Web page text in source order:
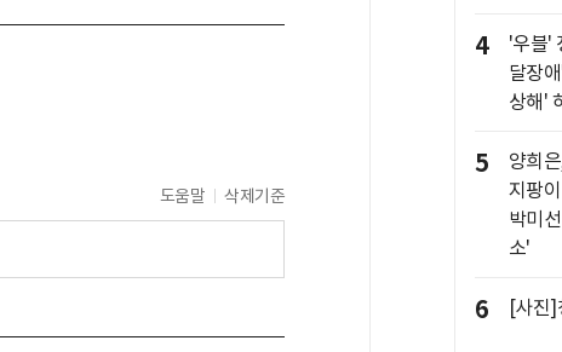
도움말 삭제기준
4
'우블'
달장
상해'
5
양희
지팡
박미
소'
6 [사진]